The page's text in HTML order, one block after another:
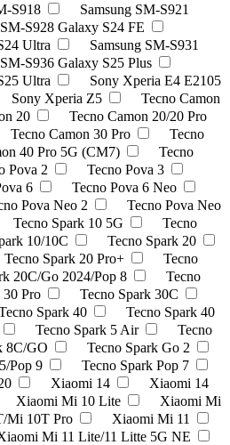
S918
Samsung SM-S921
S928 Galaxy S24 FE
Ultra
Samsung SM-S931
S936 Galaxy S25 Plus
Ultra
Sony Xperia E4 E2105
Sony Xperia Z5
Tecno Camon
20
Tecno Camon 20/20 Pro
Tecno Camon 30 Pro
Tecno
40 Pro 5G (CM7)
Tecno
Pova 2
Tecno Pova 3
6
Tecno Pova 6 Neo
Pova Neo 2
Tecno Pova Neo
Tecno Spark 10 5G
Tecno
10/10C
Tecno Spark 20
Tecno Spark 20 Pro+
Tecno
20C/Go 2024/Pop 8
Tecno
30 Pro
Tecno Spark 30C
Spark 40
Tecno Spark 40
Tecno Spark 5 Air
Tecno
8C/GO
Tecno Spark Go 2
Pop 9
Tecno Spark Pop 7
Xiaomi 14
Xiaomi 14
Xiaomi Mi 10 Lite
Xiaomi Mi
Mi 10T Pro
Xiaomi Mi 11
Mi 11 Lite/11 Litte 5G NE